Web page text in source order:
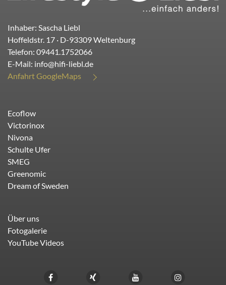
Inhaber: Sascha Liebl
Hoffeldstr. 17 · D-93309Weltenburg
Telefon: 09441.1752066
E-Mail: info@hifi-liebl.de
Anfahrt GoogleMaps
Ecoflow
Victorinox
Nivona
Schulte Ufer
SMEG
Greenomic
Dream of Sweden
Über uns
Fotogalerie
YouTube Videos